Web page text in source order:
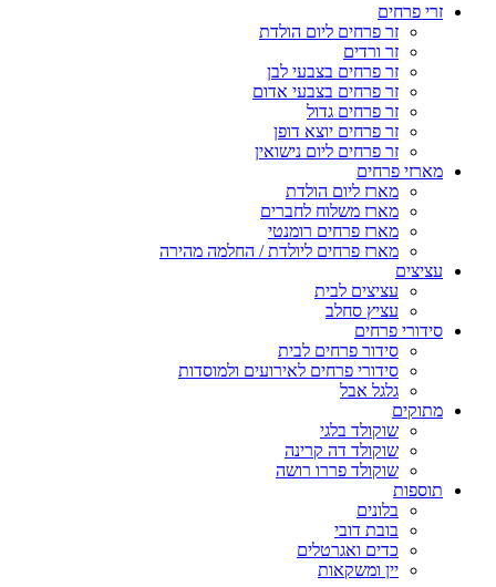
זרי פרחים
זר פרחים ליום הולדת
זר ורדים
זר פרחים בצבעי לבן
זר פרחים בצבעי אדום
זר פרחים גדול
זר פרחים יוצא דופן
זר פרחים ליום נישואין
מארזי פרחים
מארז ליום הולדת
מארז משלוח לחברים
מארז פרחים רומנטי
מארז פרחים ליולדת / החלמה מהירה
עציצים
עציצים לבית
עציץ סחלב
סידורי פרחים
סידור פרחים לבית
סידורי פרחים לאירועים ולמוסדות
גלגל אבל
מתוקים
שוקולד בלגי
שוקולד דה קרינה
שוקולד פררו רושה
תוספות
בלונים
בובת דובי
כדים ואגרטלים
יין ומשקאות